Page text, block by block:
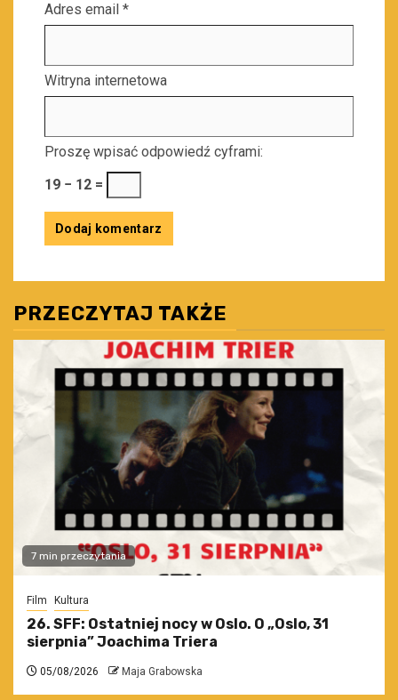
Adres email *
Witryna internetowa
Proszę wpisać odpowiedź cyframi:
19 − 12 =
PRZECZYTAJ TAKŻE
7 min przeczytania
Film Kultura
26. SFF: Ostatniej nocy w Oslo. O „Oslo, 31
sierpnia” Joachima Triera
05/08/2026 Maja Grabowska